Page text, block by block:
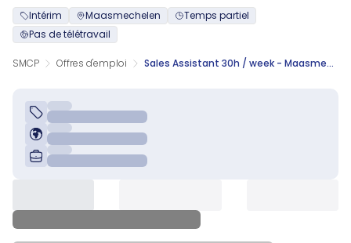
Intérim Maasmechelen
Temps partiel
Pas de télétravail
SMCP Offres d'emploi Sales Assistant 30h / week - Maasmechelen H/F